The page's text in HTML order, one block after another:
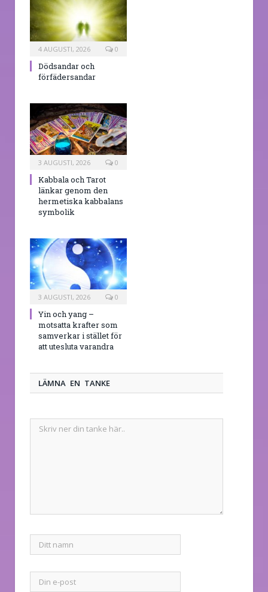
4 AUGUSTI, 2026 0
Dödsandar och
förfädersandar
3 AUGUSTI, 2026 0
Kabbala och Tarot
länkar genom den
hermetiska kabbalans
symbolik
3 AUGUSTI, 2026 0
Yin och yang –
motsatta krafter som
samverkar i stället för
att utesluta varandra
LÄMNA EN TANKE